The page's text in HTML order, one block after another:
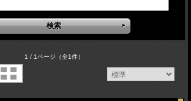
1 / 1ページ（全1件）